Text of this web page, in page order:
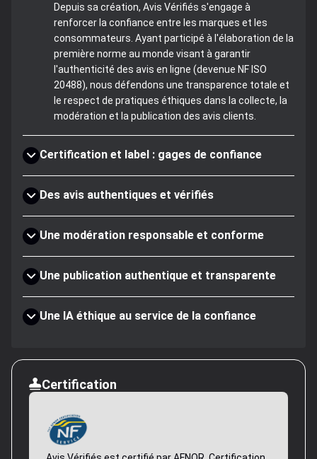
Depuis sa création, Avis Vérifiés s'engage à
renforcer la confiance entre les marques et les
consommateurs. Ayant participé à l'élaboration de la
première norme au monde visant à garantir
l'authenticité des avis en ligne (devenue NF ISO
20488), nous défendons une transparence totale et
le respect de pratiques éthiques dans la collecte, la
modération et la publication des avis clients.
Certification et label : gages de confiance
Des avis authentiques et vérifiés
Une modération responsable et conforme
Une publication authentique et transparente
Une IA éthique au service de la confiance
Certification